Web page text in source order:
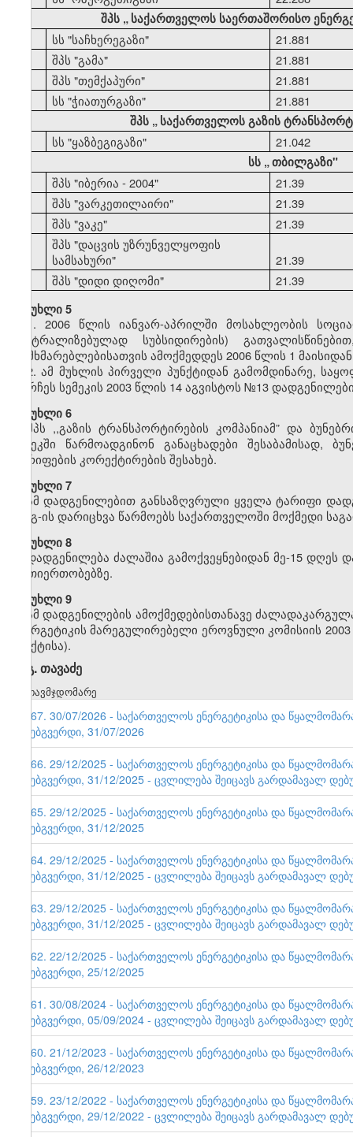
შპს „ საქართველოს საერთაშორისო
სს "საჩხერეგაზი"
21.881
შპს "გამა"
21.881
შპს "თემქაპური"
21.881
სს "ჭიათურგაზი"
21.881
შპს „საქართველოს გაზის
სს "ყაზბეგიგაზი"
21.042
სს „თბილგაზი"
შპს "იბერია - 2004"
21.39
შპს "ვარკეთილაირი"
21.39
შპს "ვაკე" 21.39
შპს "დაცვის უზრუნველყოფის
სამსახური"
21.39
შპს "დიდი დიღომი"
21.39
მუხლი 5
1. 2006 წლის იანვარ-აპრილში მოსახლეობის
ცენტრალიზებულად სუბსიდირების)
მომხმარებლებისათვის ამოქმედდეს 2006 წლის 1
2. ამ მუხლის პირველი პუნქტიდან გამომდინარე,
დარჩეს სემეკის 2003 წლის 14 აგვისტოს №13
მუხლი 6
შპს ,,გაზის ტრანსპორტირების კომპანიამ” და
სემეკში წარმოადგინონ განაცხადები შესაბამისად,
ტარიფების კორექტირების შესახებ.
მუხლი 7
ამ დადგენილებით განსაზღვრული ყველა ტარიფი
დღგ-ის დარიცხვა წარმოებს საქართველოში მოქმედი
მუხლი 8
დადგენილება ძალაშია გამოქვეყნებიდან მე-15
ურთიერთობებზე.
მუხლი 9
ამ დადგენილების ამოქმედებისთანავე
ენერგეტიკის მარეგულირებელი ეროვნული კომისიის
პუნქტისა).
გ. თავაძე
თავმჯდომარე
167. 30/07/2026 - საქართველოს ენერგეტიკისა და
ვებგვერდი, 31/07/2026
166. 29/12/2025 - საქართველოს ენერგეტიკისა და
ვებგვერდი, 31/12/2025 - ცვლილება შეიცავს გარდამავალ
165. 29/12/2025 - საქართველოს ენერგეტიკისა და
ვებგვერდი, 31/12/2025
164. 29/12/2025 - საქართველოს ენერგეტიკისა და
ვებგვერდი, 31/12/2025 - ცვლილება შეიცავს გარდამავალ
163. 29/12/2025 - საქართველოს ენერგეტიკისა და
ვებგვერდი, 31/12/2025 - ცვლილება შეიცავს გარდამავალ
162. 22/12/2025 - საქართველოს ენერგეტიკისა და
ვებგვერდი, 25/12/2025
161. 30/08/2024 - საქართველოს ენერგეტიკისა და
ვებგვერდი, 05/09/2024 - ცვლილება შეიცავს გარდამავალ
160. 21/12/2023 - საქართველოს ენერგეტიკისა და
ვებგვერდი, 26/12/2023
159. 23/12/2022 - საქართველოს ენერგეტიკისა და
ვებგვერდი, 29/12/2022 - ცვლილება შეიცავს გარდამავალ